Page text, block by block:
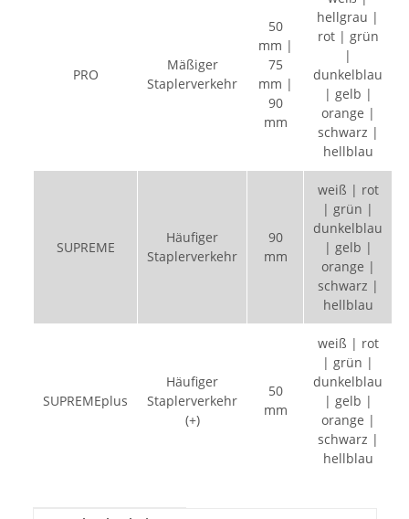
PRO
Mäßiger
Staplerverkehr
50
mm |
75
mm |
90
mm
hellgrau |
rot | grün
|
dunkelblau
| gelb |
orange |
schwarz |
hellblau
SUPREME
Häufiger
Staplerverkehr
90
mm
weiß | rot
| grün |
dunkelblau
| gelb |
orange |
schwarz |
hellblau
SUPREMEplus
Häufiger
Staplerverkehr
(+)
50
mm
weiß | rot
| grün |
dunkelblau
| gelb |
orange |
schwarz |
hellblau